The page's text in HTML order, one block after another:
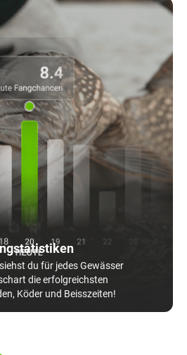
du für jedes Gewässer
die erfolgreichsten
Köder und Beisszeiten!